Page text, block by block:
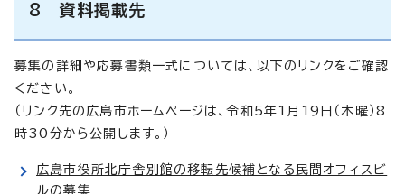
8 資料掲載先
募集の詳細や応募書類一式については、以下のリンクをご確認
ください。
（リンク先の広島市ホームページは、令和5年1月19日（木曜）8
時30分から公開します。）
広島市役所北庁舎別館の移転先候補となる民間オフィスビ
ルの募集